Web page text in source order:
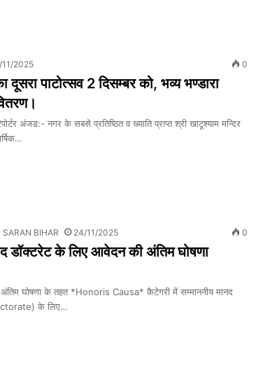
11/2025 0
दूसरा पाटोत्सव 2 दिसम्बर को, भव्य भण्डारा
अंजड:- नगर के सबसे प्रतिष्ठित व ख्याति प्राप्त श्री खाटूश्याम मन्दिर
BIHAR 24/11/2025 0
डॉक्टरेट के लिए आवेदन की अंतिम घोषणा
अंतिम घोषणा के तहत *Honoris Causa* कैटेगरी में सम्माननीय मानद
के लिए…